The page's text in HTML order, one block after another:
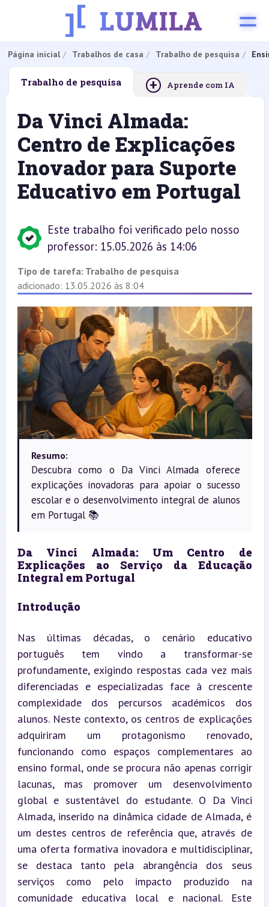
Página inicial Trabalhos de casa Trabalho de pesquisa
Trabalho de pesquisa + Aprende com IA
Da Vinci Almada:
Centro de Explicações
Inovador para Suporte
Educativo em Portugal
Este trabalho foi verificado pelo nosso
professor: 15.05.2026 às 14:06
Tipo de tarefa: Trabalho de pesquisa
adicionado: 13.05.2026 às 8:04
Resumo:
Descubra como o Da Vinci Almada oferece
explicações inovadoras para apoiar o sucesso
escolar e o desenvolvimento integral de alunos
em Portugal 📚
Da Vinci Almada: Um Centro de
Explicações ao Serviço da Educação
Integral em Portugal
Introdução
Nas últimas décadas, o cenário educativo
português tem vindo a transformar-se
profundamente, exigindo respostas cada vez mais
diferenciadas e especializadas face à crescente
complexidade dos percursos académicos dos
alunos. Neste contexto, os centros de explicações
adquiriram um protagonismo renovado,
funcionando como espaços complementares ao
ensino formal, onde se procura não apenas corrigir
lacunas, mas promover um desenvolvimento
global e sustentável do estudante. O Da Vinci
Almada, inserido na dinâmica cidade de Almada, é
um destes centros de referência que, através de
uma oferta formativa inovadora e multidisciplinar,
se destaca tanto pela abrangência dos seus
serviços como pelo impacto produzido na
comunidade educativa local e nacional. Este